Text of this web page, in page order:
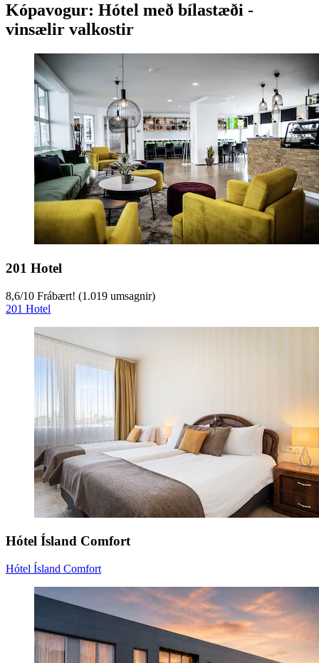
Kópavogur: Hótel með bílastæði -
vinsælir valkostir
201 Hotel
8,6/10 Frábært! (1.019 umsagnir)
201 Hotel
Hótel Ísland Comfort
Hótel Ísland Comfort